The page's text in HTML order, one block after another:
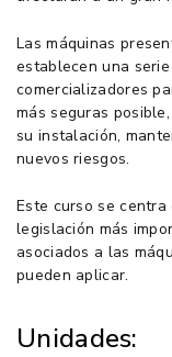
Las máquinas
establecen una
comercializadores
más seguras
su instalación,
nuevos riesgos.
Este curso se
legislación más
asociados a las
pueden aplicar.
Unidades: